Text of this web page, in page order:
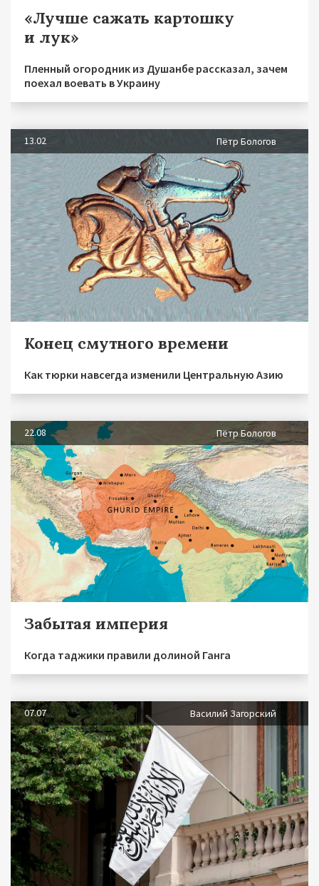
«Лучше сажать картошку
и лук»
Пленный огородник из Душанбе рассказал, зачем
поехал воевать в Украину
13.02 Пётр Бологов
Конец смутного времени
Как тюрки навсегда изменили Центральную Азию
22.08 Пётр Бологов
Забытая империя
Когда таджики правили долиной Ганга
07.07 Василий Загорский